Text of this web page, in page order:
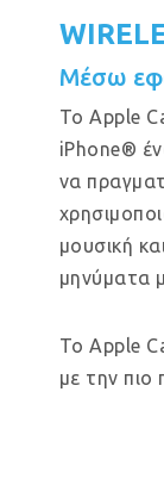
Μέσω
Το Apple
iPhone®
να
μουσική
μηνύματα
Το Apple
με την